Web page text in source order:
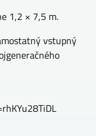
1,2 × 7,5 m.
vstupný